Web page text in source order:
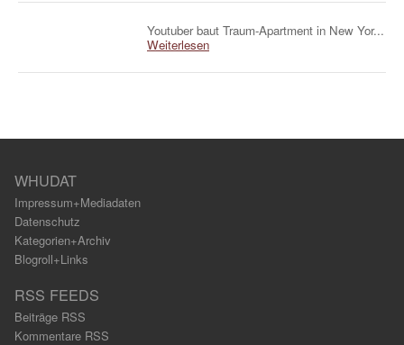
Youtuber baut Traum-Apartment in New Yor...
Weiterlesen
WHUDAT
Impressum+Mediadaten
Datenschutz
Kategorien+Archiv
Blogroll+Links
RSS FEEDS
Beiträge RSS
Kommentare RSS